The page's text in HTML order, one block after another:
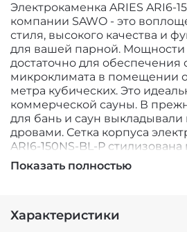
Электрокаменка ARIES ARI6-
компании SAWO - это
стиля, высокого качества и
для вашей парной. Мощности
достаточно для обеспечения
микроклимата в помещении
метра кубических. Это
коммерческой сауны. В
для бань и саун
дровами. Сетка корпуса
ARI6-150NS-BL-P
кладку и при наполнении
внешний вид становится
Поддавать пар можно
Показать полностью
Характеристики